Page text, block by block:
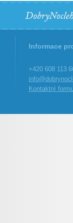
Informace
+420 608 113
Kontaktní